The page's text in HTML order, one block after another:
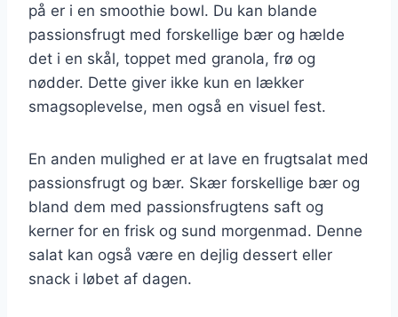
på er i en smoothie bowl. Du kan blande
passionsfrugt med forskellige bær og hælde
det i en skål, toppet med granola, frø og
nødder. Dette giver ikke kun en lækker
smagsoplevelse, men også en visuel fest.
En anden mulighed er at lave en frugtsalat med
passionsfrugt og bær. Skær forskellige bær og
bland dem med passionsfrugtens saft og
kerner for en frisk og sund morgenmad. Denne
salat kan også være en dejlig dessert eller
snack i løbet af dagen.